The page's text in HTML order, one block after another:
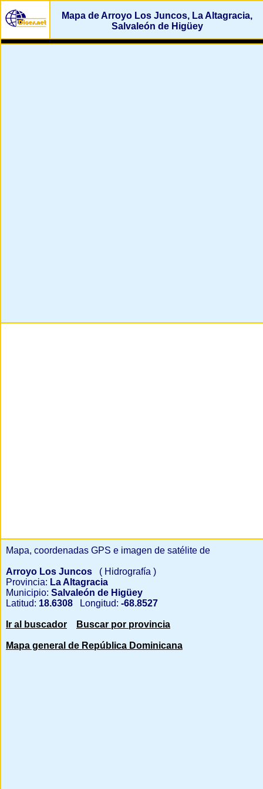
Mapa de Arroyo Los Juncos, La Altagracia,
Salvaleón de Higüey
Mapa, coordenadas GPS e imagen de satélite de
Arroyo Los Juncos
( Hidrografía )
Provincia: La Altagracia
Municipio: Salvaleón de Higüey
Latitud: 18.6308 Longitud: -68.8527
Ir al buscador Buscar por provincia
Mapa general de República Dominicana